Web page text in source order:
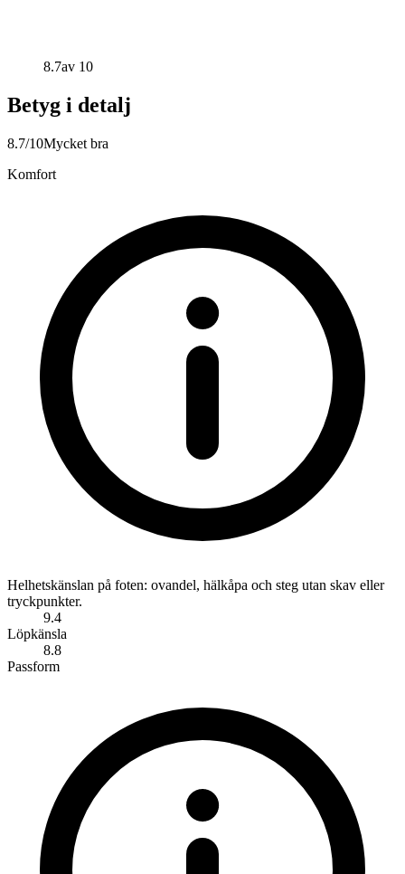
8.7av 10
Betyg i detalj
8.7/10Mycket bra
Komfort
Helhetskänslan på foten: ovandel, hälkåpa och steg utan skav eller
tryckpunkter.
9.4
Löpkänsla
8.8
Passform